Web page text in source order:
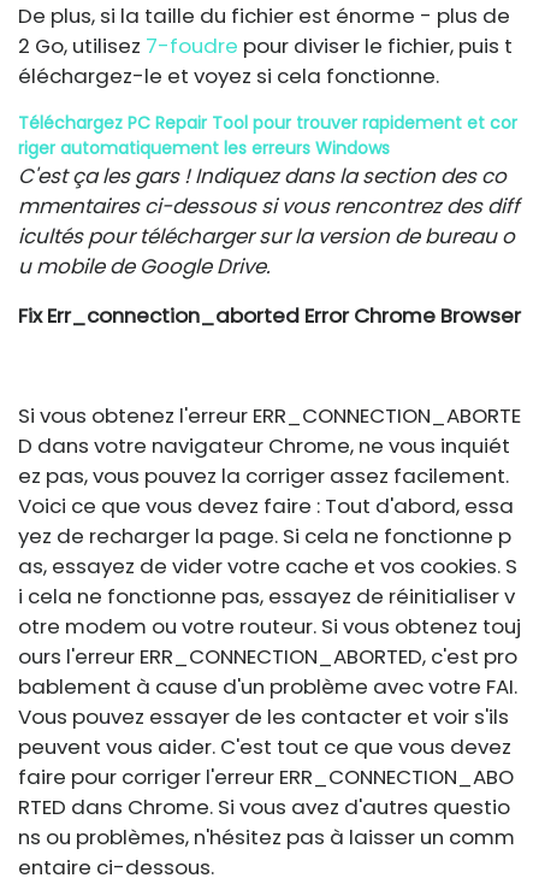
De plus, si la taille du fichier est énorme - plus de
2 Go, utilisez 7-foudre pour diviser le fichier, puis t
éléchargez-le et voyez si cela fonctionne.
Téléchargez PC Repair Tool pour trouver rapidement et cor
riger automatiquement les erreurs Windows
C'est ça les gars ! Indiquez dans la section des co
mmentaires ci-dessous si vous rencontrez des diff
icultés pour télécharger sur la version de bureau o
u mobile de Google Drive.
Fix Err_connection_aborted Error Chrome Browser
Si vous obtenez l'erreur ERR_CONNECTION_ABORTE
D dans votre navigateur Chrome, ne vous inquiét
ez pas, vous pouvez la corriger assez facilement.
Voici ce que vous devez faire : Tout d'abord, essa
yez de recharger la page. Si cela ne fonctionne p
as, essayez de vider votre cache et vos cookies. S
i cela ne fonctionne pas, essayez de réinitialiser v
otre modem ou votre routeur. Si vous obtenez touj
ours l'erreur ERR_CONNECTION_ABORTED, c'est pro
bablement à cause d'un problème avec votre FAI.
Vous pouvez essayer de les contacter et voir s'ils
peuvent vous aider. C'est tout ce que vous devez
faire pour corriger l'erreur ERR_CONNECTION_ABO
RTED dans Chrome. Si vous avez d'autres questio
ns ou problèmes, n'hésitez pas à laisser un comm
entaire ci-dessous.